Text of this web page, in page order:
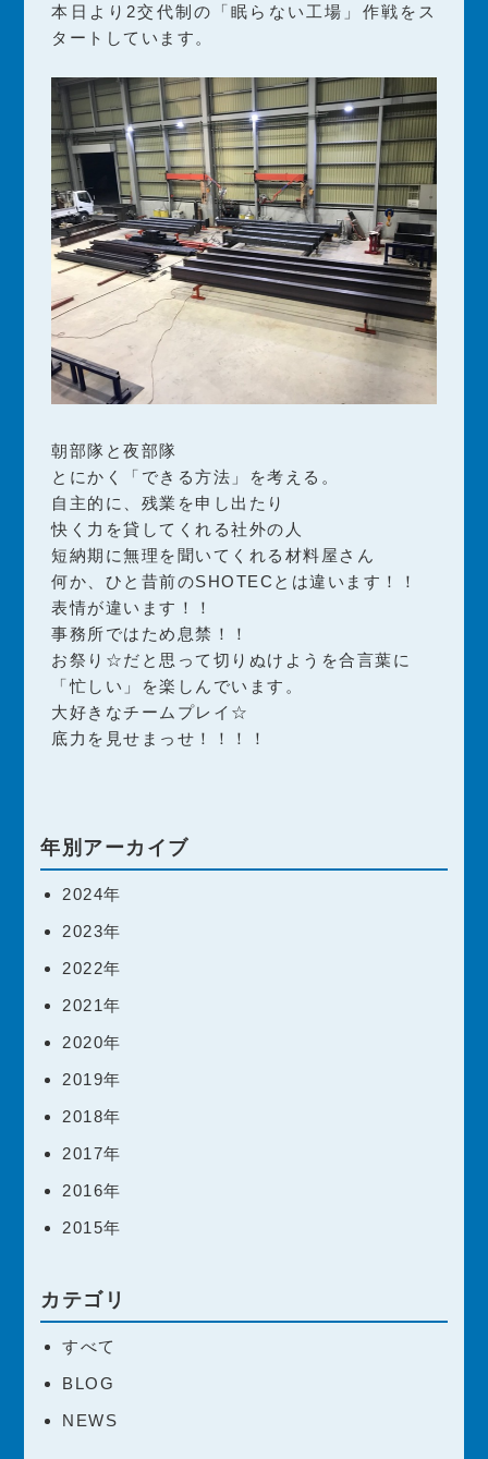
本日より2交代制の「眠らない工場」作戦をス
タートしています。
朝部隊と夜部隊
とにかく「できる方法」を考える。
自主的に、残業を申し出たり
快く力を貸してくれる社外の人
短納期に無理を聞いてくれる材料屋さん
何か、ひと昔前のSHOTECとは違います！！
表情が違います！！
事務所ではため息禁！！
お祭り☆だと思って切りぬけようを合言葉に
「忙しい」を楽しんでいます。
大好きなチームプレイ☆
底力を見せまっせ！！！！
年別アーカイブ
2024年
2023年
2022年
2021年
2020年
2019年
2018年
2017年
2016年
2015年
カテゴリ
すべて
BLOG
NEWS